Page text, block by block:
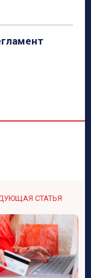
СТАТЬЯ